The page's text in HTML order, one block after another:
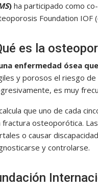
) ha participado como
Foundation IOF
es la
enfermedad ósea
y porosos el riesgo de
es muy
que uno de cada
fractura osteoporótica.
o causar
y controlarse.